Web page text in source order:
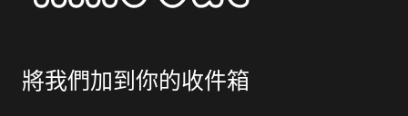
將我們加到你的收件箱